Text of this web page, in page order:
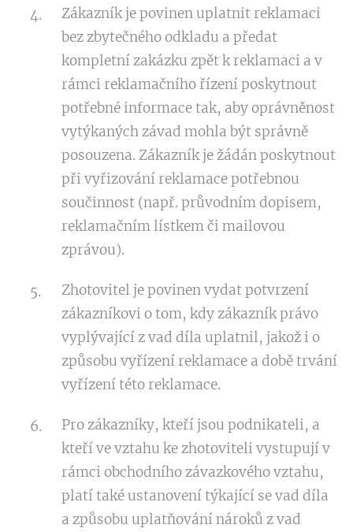
Zákazník je povinen uplatnit reklamaci
bez zbytečného odkladu a předat
kompletní zakázku zpět k reklamaci a v
rámci reklamačního řízení poskytnout
potřebné informace tak, aby oprávněnost
vytýkaných závad mohla být správně
posouzena. Zákazník je žádán poskytnout
při vyřizování reklamace potřebnou
součinnost (např. průvodním dopisem,
reklamačním lístkem či mailovou
zprávou).
Zhotovitel je povinen vydat potvrzení
zákazníkovi o tom, kdy zákazník právo
vyplývající z vad díla uplatnil, jakož i o
způsobu vyřízení reklamace a době trvání
vyřízení této reklamace.
Pro zákazníky, kteří jsou podnikateli, a
kteří ve vztahu ke zhotoviteli vystupují v
rámci obchodního závazkového vztahu,
platí také ustanovení týkající se vad díla
a způsobu uplatňování nároků z vad